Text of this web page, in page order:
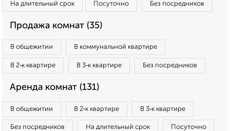
На длительный срок Посуточно Без посредников
Продажа комнат (35)
В общежитии В коммунальной квартире
В 2‑к квартире В 3‑к квартире Без посредников
Аренда комнат (131)
В общежитии В 2‑к квартире В 3‑к квартире
Без посредников На длительный срок Посуточно